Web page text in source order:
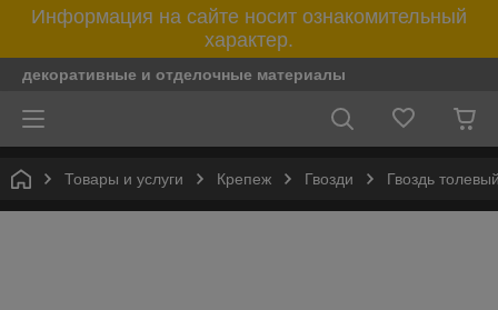
Информация на сайте носит ознакомительный
характер.
декоративные и отделочные материалы
Товары и услуги Крепеж Гвозди Гвоздь